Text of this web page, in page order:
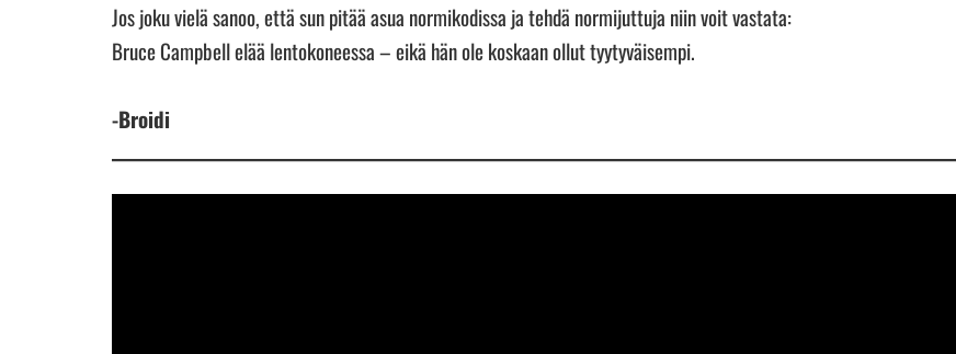
Jos joku vielä sanoo, että sun pitää asua normikodissa ja tehdä normijuttuja niin voit vastata:
Bruce Campbell elää lentokoneessa – eikä hän ole koskaan ollut tyytyväisempi.
-Broidi